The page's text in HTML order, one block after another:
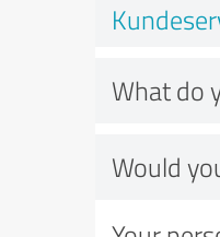
What do
Would